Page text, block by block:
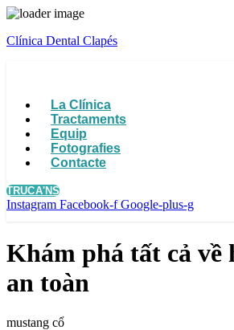
Clínica Dental Clapés
Menu
La Clínica
Tractaments
Equip
Fotografies
Contacte
TRUCA'NS
Instagram Facebook-f Google-plus-g
Khám phá tất cả về
an toàn
mustang cổ